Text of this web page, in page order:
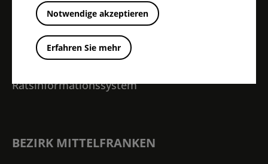
Notwendige akzeptieren
Erfahren Sie mehr
Pressecenter
Digitales Antragscenter
Downloadcenter
Ratsinformationssystem
BEZIRK MITTELFRANKEN